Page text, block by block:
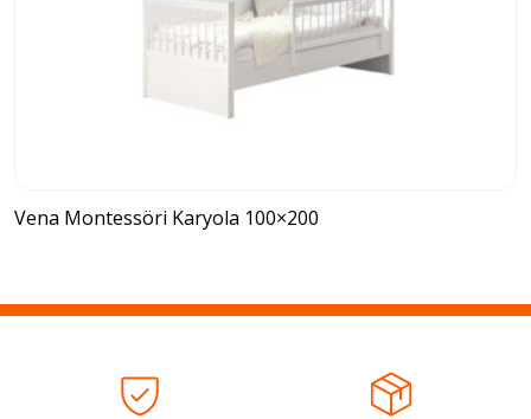
Vena Montessöri Karyola 100×200